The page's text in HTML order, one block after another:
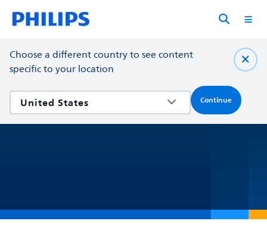
Choose a different country to see content
specific to your location
Continue